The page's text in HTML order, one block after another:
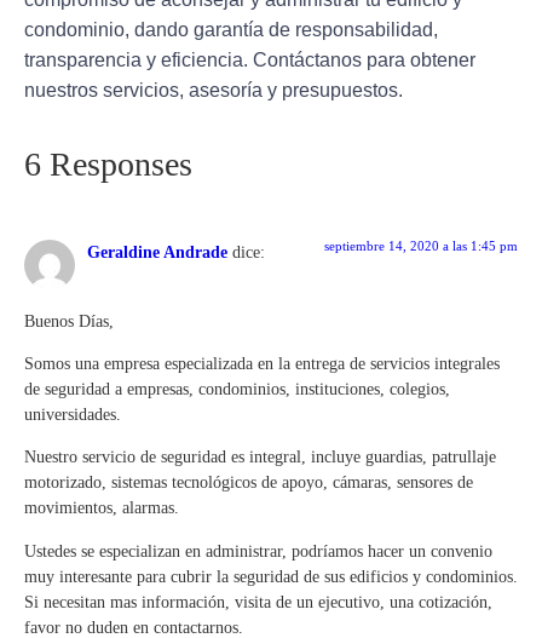
condominio, dando garantía de responsabilidad,
transparencia y eficiencia. Contáctanos para obtener
nuestros servicios, asesoría y presupuestos.
6 Responses
Geraldine Andrade dice: septiembre 14, 2020 a las 1:45 pm
Buenos Días,
Somos una empresa especializada en la entrega de servicios integrales
de seguridad a empresas, condominios, instituciones, colegios,
universidades.
Nuestro servicio de seguridad es integral, incluye guardias, patrullaje
motorizado, sistemas tecnológicos de apoyo, cámaras, sensores de
movimientos, alarmas.
Ustedes se especializan en administrar, podríamos hacer un convenio
muy interesante para cubrir la seguridad de sus edificios y condominios.
Si necesitan mas información, visita de un ejecutivo, una cotización,
favor no duden en contactarnos.